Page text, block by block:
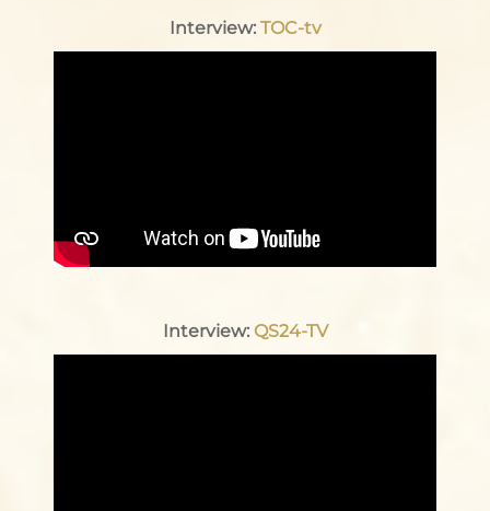
Interview: TOC-tv
Interview: QS24-TV